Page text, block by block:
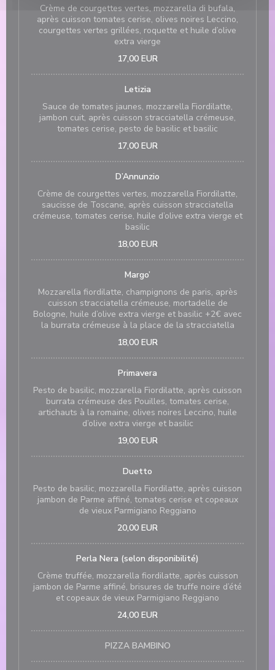
Crème de courgettes vertes, mozzarella di bufala,
après cuisson tomates cerise, olives noires Leccino,
courgettes vertes grillées, roquette et huile d’olive
extra vierge
17,00 EUR
Letizia
Sauce de tomates jaunes, mozzarella Fiordilatte,
jambon cuit, après cuisson stracciatella crémeuse,
tomates cerise, pesto de basilic et basilic
17,00 EUR
D’Annunzio
Crème de courgettes vertes, mozzarella Fiordilatte,
saucisse de Toscane, après cuisson stracciatella
crémeuse, tomates cerise, huile d’olive extra vierge et
basilic
18,00 EUR
Margo’
Mozzarella fiordilatte, champignons de paris, après
cuisson stracciatella crémeuse, mortadelle de
Bologne, huile d’olive extra vierge et basilic +2€ avec
la burrata crémeuse à la place de la stracciatella
18,00 EUR
Primavera
Pesto de basilic, mozzarella Fiordilatte, après cuisson
burrata crémeuse des Pouilles, tomates cerise,
artichauts à la romaine, olives noires Leccino, huile
d’olive extra vierge et basilic
19,00 EUR
Duetto
Pesto de basilic, mozzarella Fiordilatte, après cuisson
jambon de Parme affiné, tomates cerise et copeaux
de vieux Parmigiano Reggiano
20,00 EUR
Perla Nera (selon disponibilité)
Crème truffée, mozzarella fiordilatte, après cuisson
jambon de Parme affiné, brisures de truffe noire d’été
et copeaux de vieux Parmigiano Reggiano
24,00 EUR
PIZZA BAMBINO